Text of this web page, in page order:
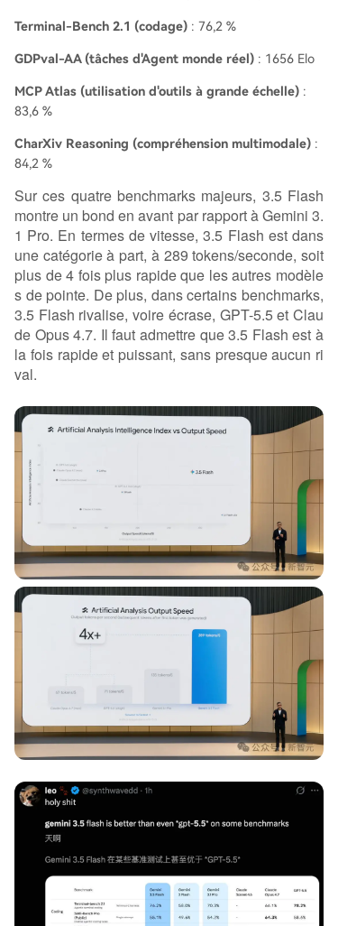
Terminal-Bench 2.1 (codage) : 76,2 %
GDPval-AA (tâches d'Agent monde réel) : 1656 Elo
MCP Atlas (utilisation d'outils à grande échelle) :
83,6 %
CharXiv Reasoning (compréhension multimodale) :
84,2 %
Sur ces quatre benchmarks majeurs, 3.5 Flash
montre un bond en avant par rapport à Gemini 3.
1 Pro. En termes de vitesse, 3.5 Flash est dans
une catégorie à part, à 289 tokens/seconde, soit
plus de 4 fois plus rapide que les autres modèle
s de pointe. De plus, dans certains benchmarks,
3.5 Flash rivalise, voire écrase, GPT-5.5 et Clau
de Opus 4.7. Il faut admettre que 3.5 Flash est à
la fois rapide et puissant, sans presque aucun ri
val.